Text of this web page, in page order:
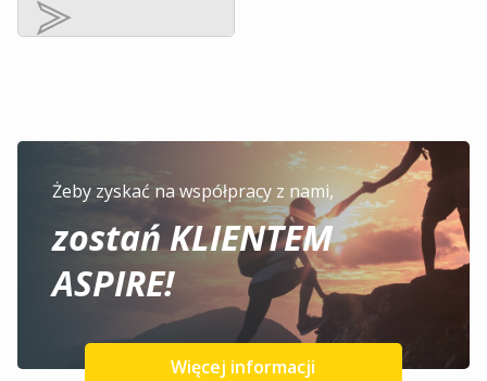
Żeby zyskać na współpracy z nami,
zostań KLIENTEM
ASPIRE!
Więcej informacji